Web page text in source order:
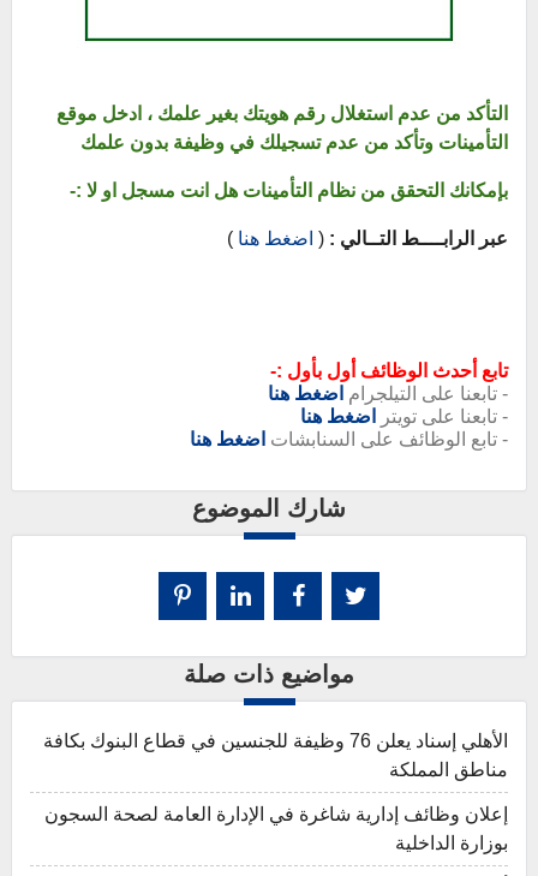
التأكد من عدم استغلال رقم هويتك بغير علمك ، ادخل موقع
التأمينات وتأكد من عدم تسجيلك في وظيفة بدون علمك
بإمكانك التحقق من نظام التأمينات هل انت مسجل او لا :-
عبر الرابــــط التــالي : (اضغط هنا )
تابع أحدث الوظائف أول بأول :-
- تابعنا على التيلجرام اضغط هنا
- تابعنا على تويتر
اضغط هنا
- تابع الوظائف على السنابشات اضغط هنا
شارك الموضوع
مواضيع ذات صلة
الأهلي إسناد يعلن 76 وظيفة للجنسين في قطاع البنوك بكافة
مناطق المملكة
إعلان وظائف إدارية شاغرة في الإدارة العامة لصحة السجون
بوزارة الداخلية